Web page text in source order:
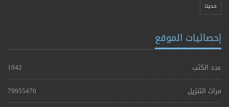
حدیث
إحصائيات الموقع
عدد الكتب
1942
مرات التنزيل
79955470